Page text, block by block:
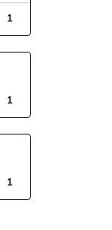
1
1
1